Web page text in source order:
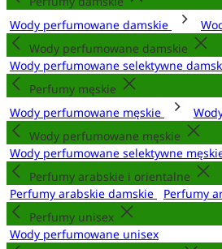
Wody perfumowane damskie
Wody perfumowane damskie
Wody perfumowane selektywne
Perfumy męskie
Wody perfumowane męskie
Wody perfumowane męskie
Wody perfumowane selektywne
Perfumy arabskie i orientalne
Perfumy arabskie damskie
Perfumy
Perfumy unisex
Wody perfumowane unisex